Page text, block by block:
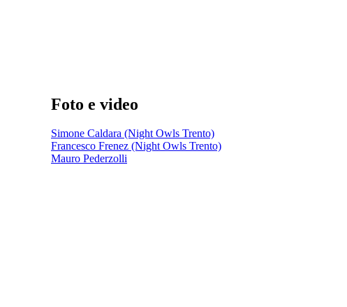
Foto e video
Simone Caldara (Night Owls Trento)
Francesco Frenez (Night Owls Trento)
Mauro Pederzolli